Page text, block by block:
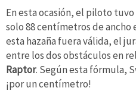
En esta ocasión, el piloto
solo 88 centímetros de ancho
esta hazaña fuera válida, el
entre los dos obstáculos en
Raptor. Según esta fórmula,
¡por un centímetro!